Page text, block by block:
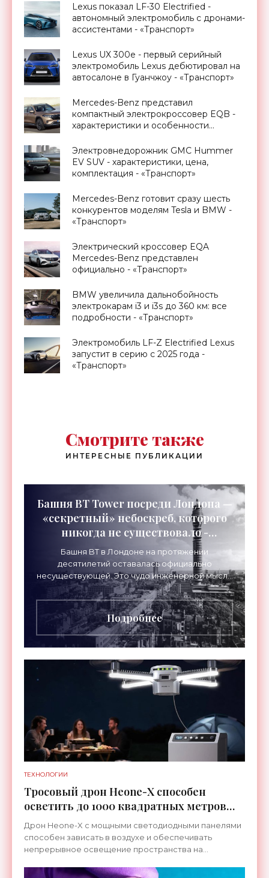
Lexus показал LF-30 Electrified -
автономный электромобиль с дронами-
ассистентами - «Транспорт»
Lexus UX 300e - первый серийный
электромобиль Lexus дебютировал на
автосалоне в Гуанчжоу - «Транспорт»
Mercedes-Benz представил
компактный электрокроссовер EQB -
характеристики и особенности
Электровнедорожник GMC Hummer
EV SUV - характеристики, цена,
комплектация - «Транспорт»
Mercedes-Benz готовит сразу шесть
конкурентов моделям Tesla и BMW -
«Транспорт»
Электрический кроссовер EQA
Mercedes-Benz представлен
официально - «Транспорт»
BMW увеличила дальнобойность
электрокарам i3 и i3s до 360 км: все
подробности - «Транспорт»
Электромобиль LF-Z Electrified Lexus
запустит в серию с 2025 года -
«Транспорт»
Смотрите также
ИНТЕРЕСНЫЕ ПУБЛИКАЦИИ
Башня BT Tower посреди Лондона —
«секретный» небоскреб, которого
никогда не существовало -
«Технологии»
Башня BT в Лондоне на протяжении
десятилетий оставалась официально
несуществующей. Это чудо инженерной мысли
высотой 189 метров привлекало тысячи
посетителей, знаменитостей и даже членов
Подробнее
ТЕХНОЛОГИИ
Тросовый дрон Heone-X способен
осветить до 1000 квадратных метров
земли - «Беспилотники»
Дрон Heone-X с мощными светодиодными панелями
способен зависать в воздухе и обеспечивать
непрерывное освещение пространства на
источников света,